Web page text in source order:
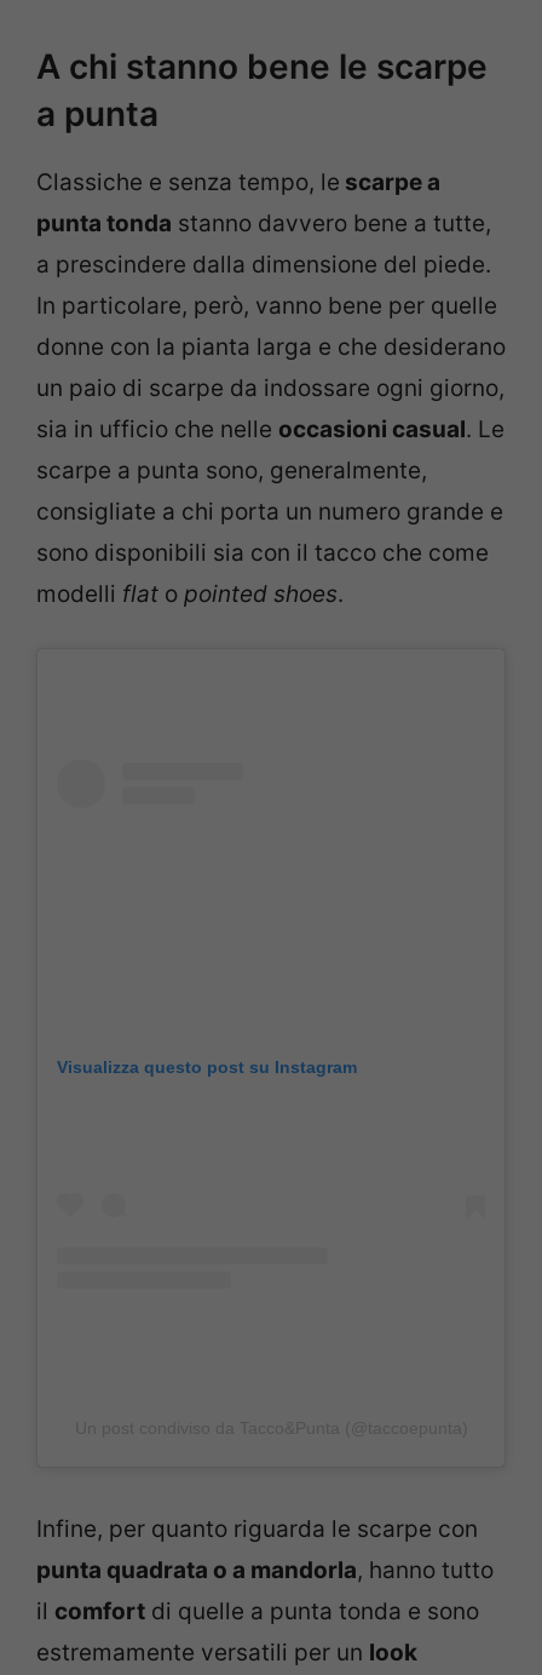
A chi stanno bene le scarpe
a punta
Classiche e senza tempo, le scarpe a
punta tonda stanno davvero bene a tutte,
a prescindere dalla dimensione del piede.
In particolare, però, vanno bene per quelle
donne con la pianta larga e che desiderano
un paio di scarpe da indossare ogni giorno,
sia in ufficio che nelle occasioni casual. Le
scarpe a punta sono, generalmente,
consigliate a chi porta un numero grande e
sono disponibili sia con il tacco che come
modelli flat o pointed shoes.
Visualizza questo post su Instagram
Infine, per quanto riguarda le scarpe con
punta quadrata o a mandorla, hanno tutto
il comfort di quelle a punta tonda e sono
estremamente versatili per un look